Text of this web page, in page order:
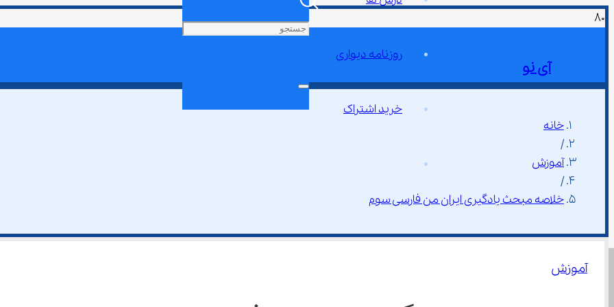
آی نو
روزنامه دیواری
خرید اشتراک
خانه
/
آموزش
/
خلاصه مبحث یادگیری ایران من فارسی سوم
آموزش